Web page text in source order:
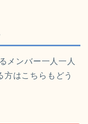
メンバー一人一人
はこちらもどう